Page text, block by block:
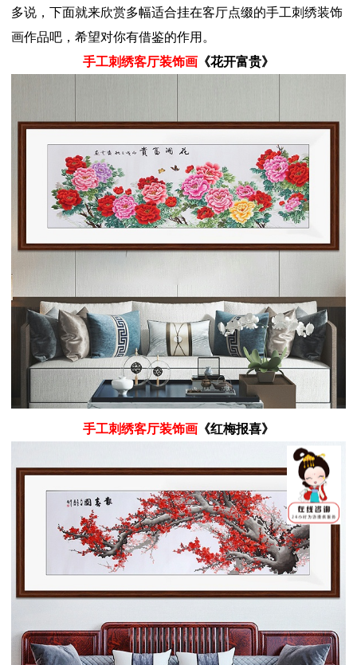
多说，下面就来欣赏多幅适合挂在客厅点缀的手工刺绣装饰
画作品吧，希望对你有借鉴的作用。
手工刺绣客厅装饰画 《花开富贵》
手工刺绣客厅装饰画 《红梅报喜》